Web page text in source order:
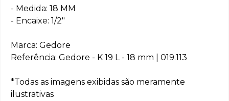
- Medida: 18 MM
- Encaixe: 1/2"
Marca: Gedore
Referência: Gedore - K 19 L - 18 mm | 019.113
*Todas as imagens exibidas são meramente
ilustrativas